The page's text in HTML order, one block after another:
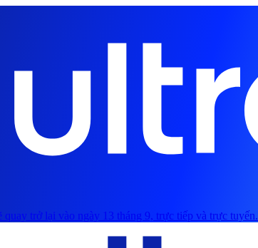
quay trở lại vào ngày 13 tháng 9, trực tiếp và trực tuyến.